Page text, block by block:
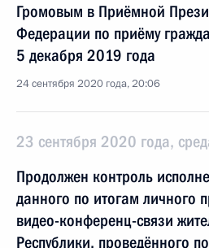
Громовым в Приёмной
Федерации по приёму
5 декабря 2019 года
24 сентября 2020 года, 20:06
23 сентября 2020 года,
Продолжен контроль
данного по итогам личного
видео-конференц-связи
Республики, проведённого